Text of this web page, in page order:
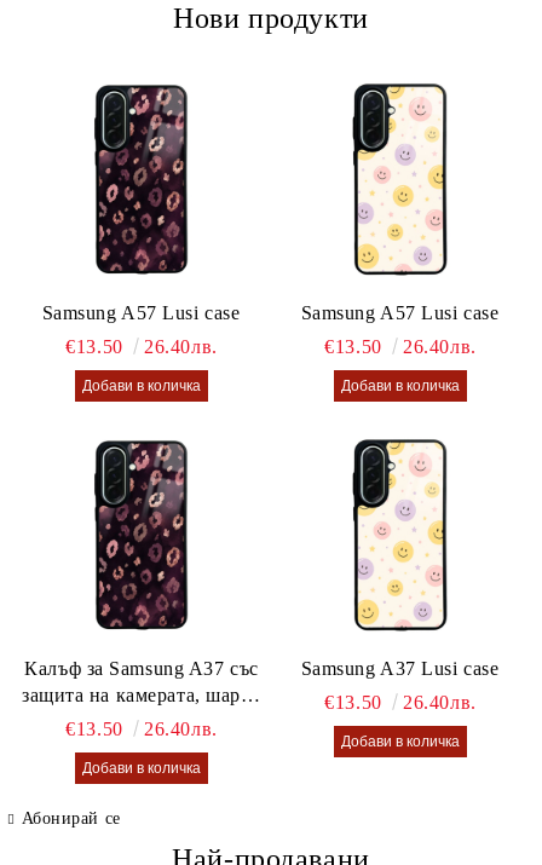
Нови продукти
Samsung A57 Lusi case
€13.50
26.40лв.
Samsung A57 Lusi case
€13.50
26.40лв.
Калъф за Samsung A37 със
защита на камерата, шарен
калъф Lusi case
€13.50 26.40лв.
Samsung A37 Lusi case
€13.50
26.40лв.
Абонирай се